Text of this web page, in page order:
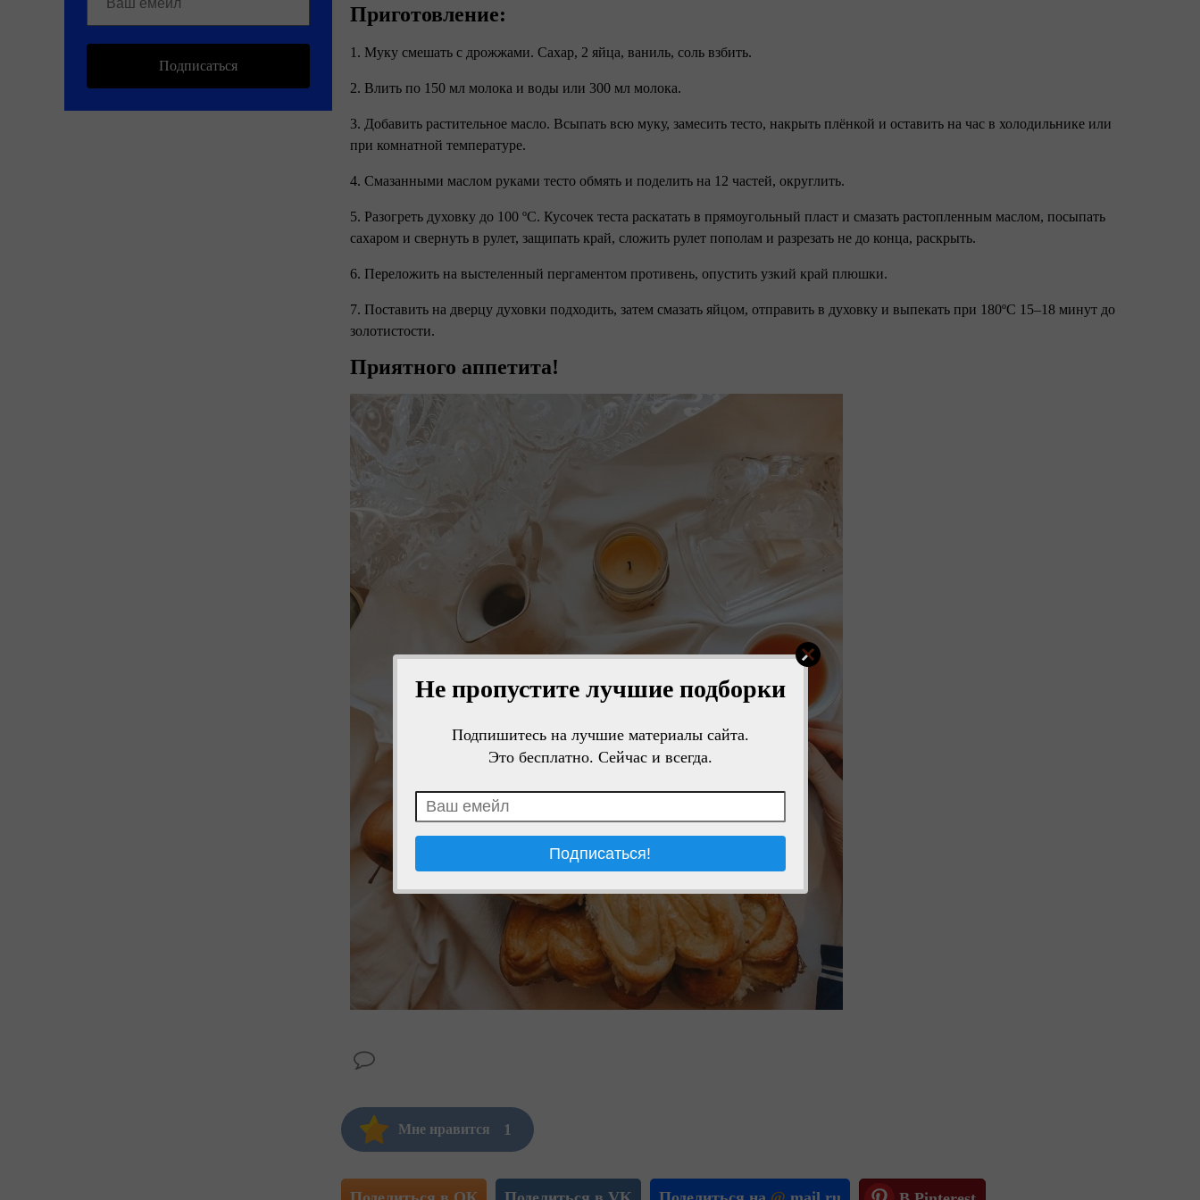
Не пропустите лучшие подборки
Подпишитесь на лучшие материалы сайта.
Это бесплатно. Сейчас и всегда.
Подписаться
Приготовление: ⠀
1. Муку смешать с дрожжами. Сахар, 2 яйца, ваниль, соль взбить.
2. Влить по 150 мл молока и воды или 300 мл молока.
3. Добавить растительное масло. Всыпать всю муку, замесить тесто, накрыть плёнкой и оставить на час в холодильнике или
при комнатной температуре.
4. Смазанными маслом руками тесто обмять и поделить на 12 частей, округлить.
5. Разогреть духовку до 100 ºС. Кусочек теста раскатать в прямоугольный пласт и смазать растопленным маслом, посыпать
сахаром и свернуть в рулет, защипать край, сложить рулет пополам и разрезать не до конца, раскрыть.
6. Переложить на выстеленный пергаментом противень, опустить узкий край плюшки.
7. Поставить на дверцу духовки подходить, затем смазать яйцом, отправить в духовку и выпекать при 180ºС 15–18 минут до
золотистости. ⠀
Приятного аппетита!
Мне нравится 1